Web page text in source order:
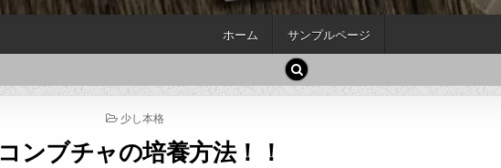
ホーム サンプルページ
POSTED
少し本格
コンブチャの培養方法！！